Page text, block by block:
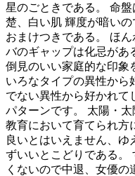
星のごときである。 命
楚、白い肌 輝度が暗い
おまけつきである。 ほ
バのギャップは化忌があ
倒見のいい家庭的な印象
いろなタイプの異性から
でない異性から好かれて
パターンです。 太陽・
教育において育てられ方
良いとはいえません、ゆ
ずいいとこどりである。
くないので中退、女優の